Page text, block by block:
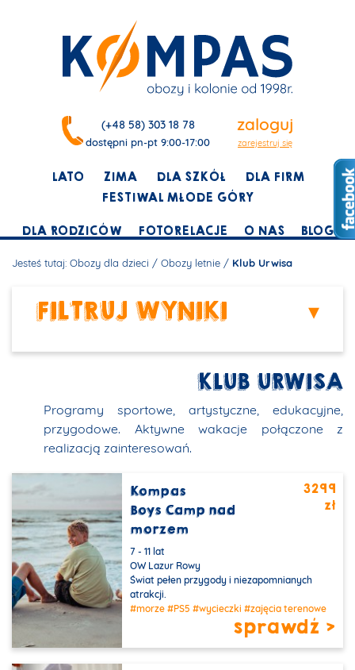
(+48 58) 303 18 78
dostępni pn-pt 9:00-17:00
zaloguj
zarejestruj się
LATO ZIMA DLA SZKÓŁ
DLA FIRM
FESTIWAL MŁODE GÓRY
DLA RODZICÓW
FOTORELACJE O NAS BLOG
Jesteś tutaj: Obozy dla dzieci / Obozy letnie / Klub Urwisa
FILTRUJ WYNIKI ▾
KLUB URWISA
Programy sportowe, artystyczne, edukacyjne,
przygodowe. Aktywne wakacje połączone z
realizacją zainteresowań.
Kompas
Boys Camp nad
morzem
3299
zł
7 - 11 lat
OW Lazur Rowy
Świat pełen przygody i niezapomnianych
atrakcji.
#morze #PS5 #wycieczki #zajęcia terenowe
sprawdź >